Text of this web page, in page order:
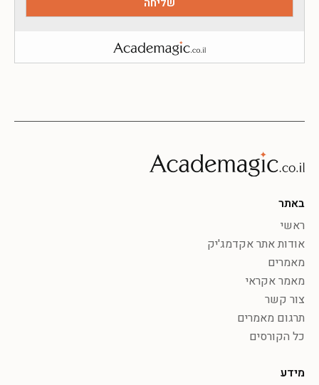
באתר
ראשי
אודות אתר אקדמג'יק
מאמרים
מאמר אקראי
צור קשר
תרגום מאמרים
כל הקורסים
מידע